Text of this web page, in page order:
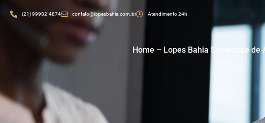
(21) 99982-4874 contato@lopesbahia.com.br Atendimento 24h
Home – Lopes Bahia Sociedade de